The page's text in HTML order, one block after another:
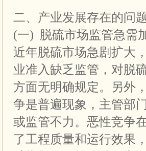
二、产业发展存在的问
(一) 脱硫市场监管急需
近年脱硫市场急剧扩大
业准入缺乏监管，对脱
方面无明确规定。另外
争是普遍现象，主管部
或监管不力。恶性竞争
了工程质量和运行效果